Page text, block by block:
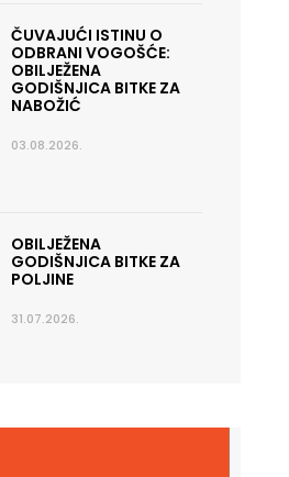
ČUVAJUĆI ISTINU O
ODBRANI VOGOŠĆE:
OBILJEŽENA
GODIŠNJICA BITKE ZA
NABOŽIĆ
03.08.2026.
OBILJEŽENA
GODIŠNJICA BITKE ZA
POLJINE
31.07.2026.